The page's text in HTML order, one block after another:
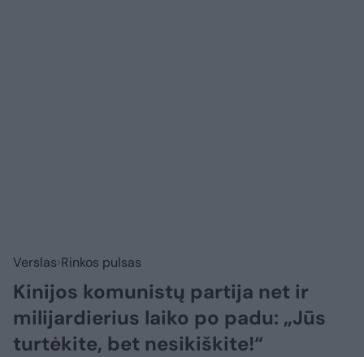
Verslas Rinkos pulsas
Kinijos komunistų partija net ir
milijardierius laiko po padu: „Jūs
turtėkite, bet nesikiškite!“